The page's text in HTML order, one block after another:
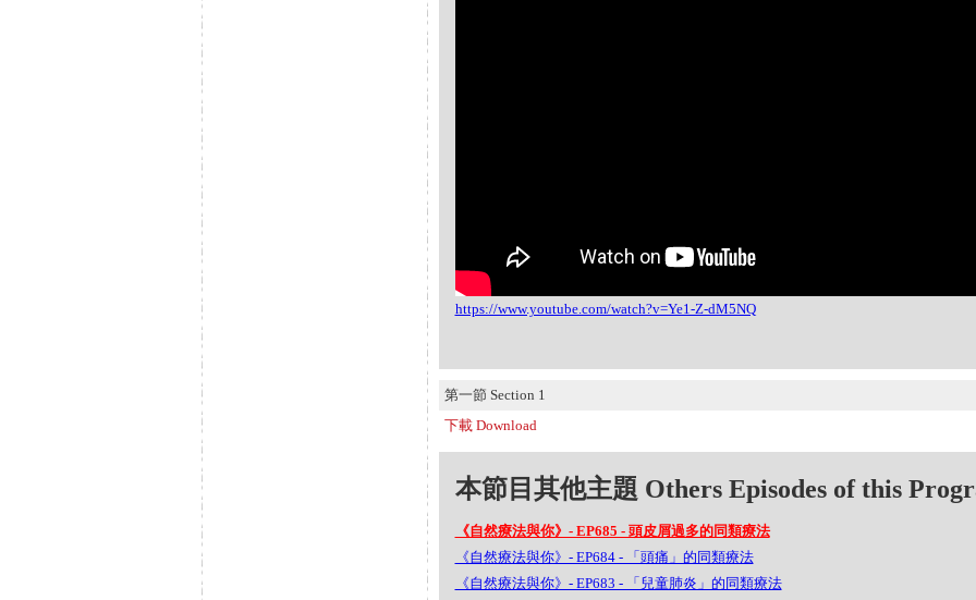
https://www.youtube.com/watch?v=Ye1-Z-dM5NQ
第一節 Section 1
下載 Download
本節目其他主題 Others Episodes of this
《自然療法與你》- EP685 - 頭皮屑過多的同類療法
《自然療法與你》- EP684 - 「頭痛」的同類療法
《自然療法與你》- EP683 - 「兒童肺炎」的同類療法